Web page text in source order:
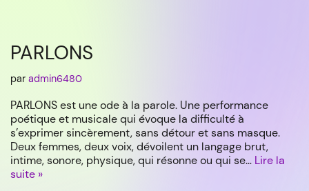
PARLONS
par admin6480
PARLONS est une ode à la parole. Une performance
poétique et musicale qui évoque la difficulté à
s’exprimer sincèrement, sans détour et sans masque.
Deux femmes, deux voix, dévoilent un langage brut,
intime, sonore, physique, qui résonne ou qui se… Lire la
suite »